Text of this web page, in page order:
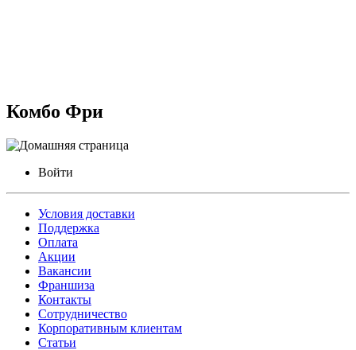
Комбо Фри
Войти
Условия доставки
Поддержка
Оплата
Акции
Вакансии
Франшиза
Контакты
Сотрудничество
Корпоративным клиентам
Статьи